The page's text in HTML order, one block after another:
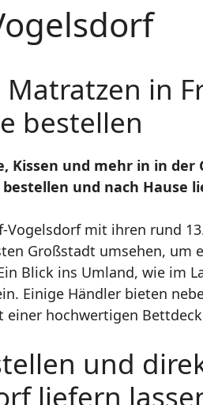
in
bestellen
Kissen und mehr in in der
und nach Hause
mit ihren rund
Großstadt umsehen, um
Blick ins Umland, wie im
Einige Händler bieten
hochwertigen
und
liefern